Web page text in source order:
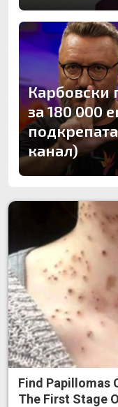
Карбовски
за 180 000
канал)
Find Papillomas
The First Stage